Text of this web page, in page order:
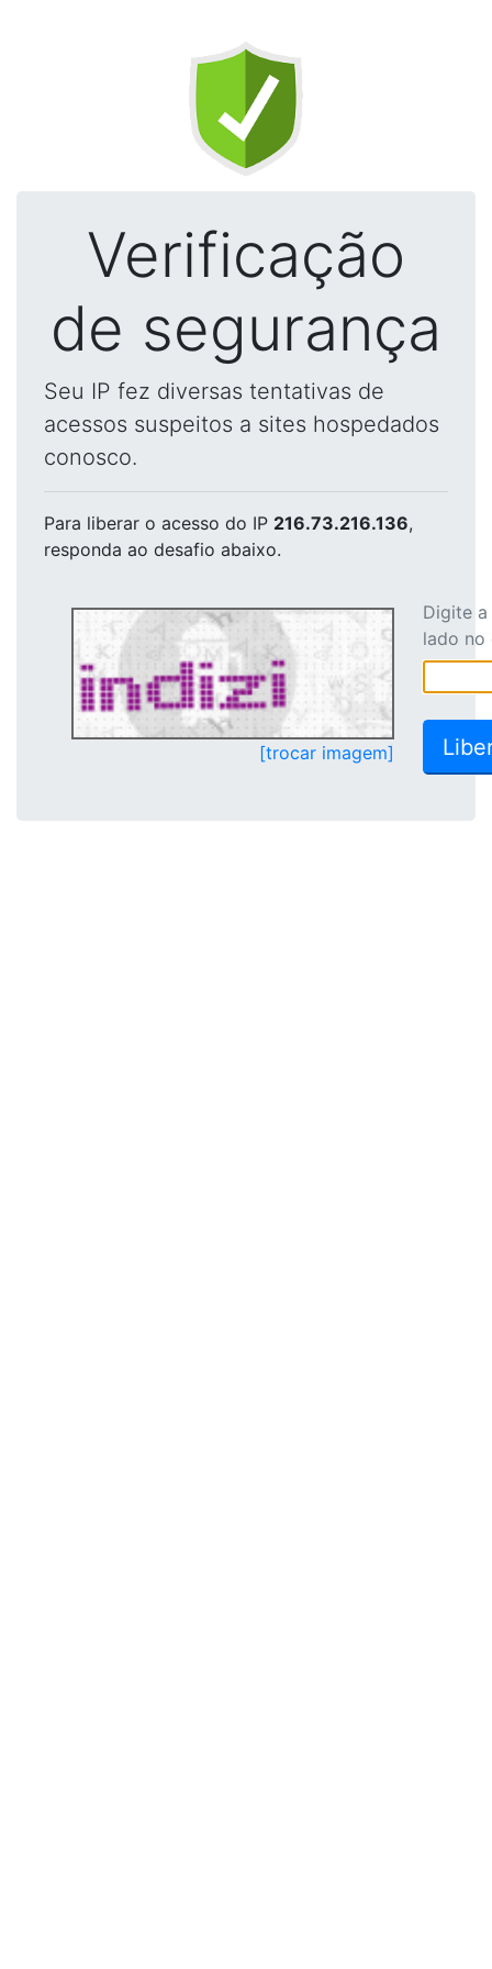
Verificação
de segurança
Seu IP fez diversas tentativas de
acessos suspeitos a sites hospedados
conosco.
Para liberar o acesso do IP 216.73.216.136,
responda ao desafio abaixo.
[trocar imagem]
Digite
lado no